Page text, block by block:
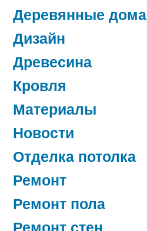
Деревянные дома
Дизайн
Древесина
Кровля
Материалы
Новости
Отделка потолка
Ремонт
Ремонт пола